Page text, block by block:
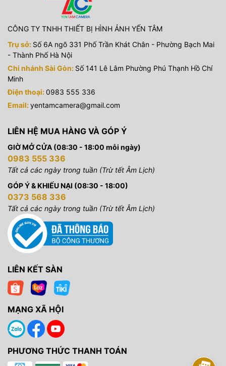
CÔNG TY TNHH THIẾT BỊ HÌNH ẢNH YẾN TÂM
Trụ sở: Số 6A ngõ 331 Phố Trần Khát Chân - Phường Bạch Mai
- Thành Phố Hà Nội
Chi nhánh Sài Gòn: Số 141 Lê Lâm Phường Phú Thạnh Hồ Chí
Minh
Điện thoại:0983 555 336
Email:yentamcamera@gmail.com
LIÊN HỆ MUA HÀNG VÀ GÓP Ý
GIỜ MỞ CỬA (08:30 - 18:00 mỗi ngày)
0983 555 336
Tất cả các ngày trong tuần (Trừ tết Âm Lịch)
GÓP Ý & KHIẾU NẠI (08:30 - 18:00)
0373 568 336
Tất cả các ngày trong tuần (Trừ tết Âm Lịch)
LIÊN KẾT SÀN
MẠNG XÃ HỘI
PHƯƠNG THỨC THANH TOÁN